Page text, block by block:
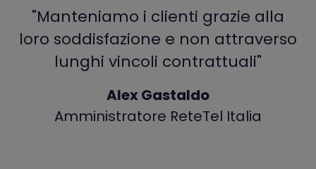
"Manteniamo i clienti grazie alla
loro soddisfazione e non attraverso
lunghi vincoli contrattuali"
Alex Gastaldo
Amministratore ReteTel Italia